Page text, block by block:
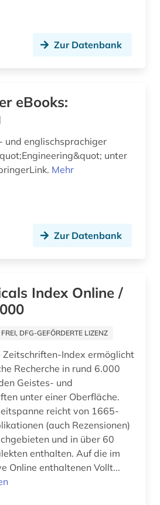
stoffeigenschaft (1)
technische norm (1)
technische normen (1)
(2)
vergabewesen (1)
verwaltungswissenschaft (1)
(1)
Zur Datenbank
eBooks:
und englischsprachiger
unter
Mehr
Zur Datenbank
Index Online /
DFG-GEFÖRDERTE LIZENZ
Zeitschriften-Index ermöglicht
Recherche in rund 6.000
Geistes- und
unter einer Oberfläche.
reicht von 1665-
(auch Rezensionen)
und in über 60
enthalten. Auf die im
Online enthaltenen Vollt...